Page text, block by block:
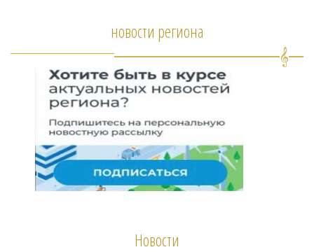
новости региона
Новости